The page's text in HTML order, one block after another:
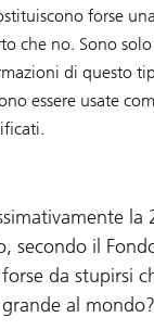
forse
che no. Sono
di questo
essere usate
secondo il
da stupirsi
al mondo?